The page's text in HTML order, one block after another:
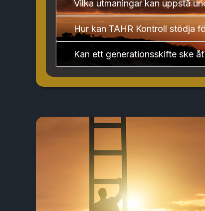
Vilka utmaningar kan uppstå
Hur kan TAHR Kontroll stödja
Kan ett generationsskifte ske